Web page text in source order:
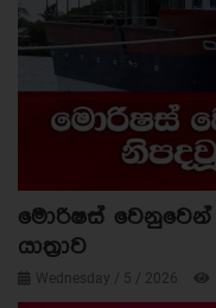
මොරිෂස් වෙනුවෙන්
යාත්‍රාව
Wednesday / 5 / 2026